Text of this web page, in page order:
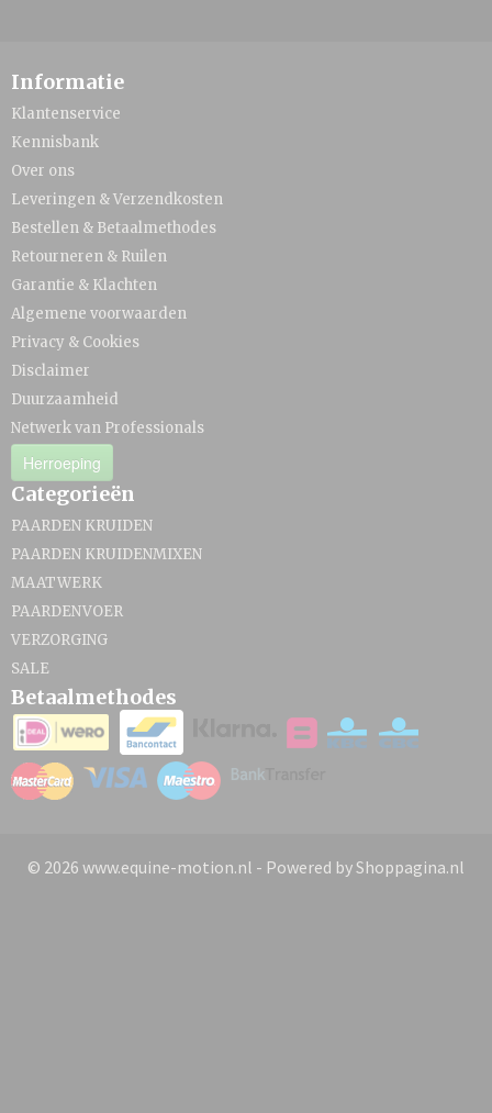
Informatie
Klantenservice
Kennisbank
Over ons
Leveringen & Verzendkosten
Bestellen & Betaalmethodes
Retourneren & Ruilen
Garantie & Klachten
Algemene voorwaarden
Privacy & Cookies
Disclaimer
Duurzaamheid
Netwerk van Professionals
Herroeping
Categorieën
PAARDEN KRUIDEN
PAARDEN KRUIDENMIXEN
MAATWERK
PAARDENVOER
VERZORGING
SALE
Betaalmethodes
© 2026 www.equine-motion.nl - Powered by Shoppagina.nl